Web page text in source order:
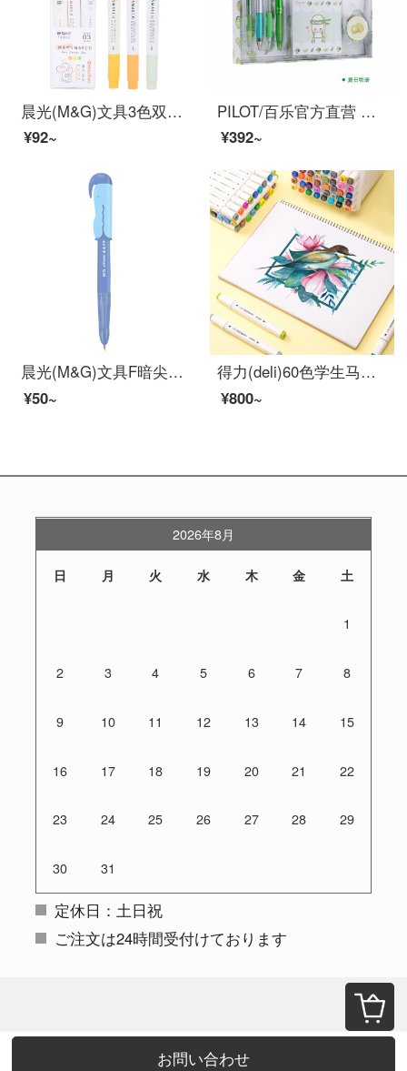
晨光(M&G)文具3色双头荧光笔 办公学生通用重点标记笔 MASMARCU手账手绘记号笔 3支/盒AHMT6402
¥92~
PILOT/百乐官方直营 夏日限定组合套装 中性笔摩磨擦水性笔铅笔套装 P500 V5 夏日物语套装
¥392~
晨光(M&G)文具F暗尖直液式钢笔 学生练字笔墨水笔 优握系列钢笔套装(钢笔*1+6支黑色墨囊) 蓝色笔杆HAFP0666
¥50~
得力(deli)60色学生马克笔套装 双头速干儿童水彩笔双头绘画彩笔手绘漫画笔设计绘画记号笔 工具箱70801-60
¥800~
お問い合わせ
2026年8月
日 月 火 水 木 金 土
1
2 3 4 5 6 7 8
9 10 11 12 13 14 15
16 17 18 19 20 21 22
23 24 25 26 27 28 29
30 31
定休日：土日祝
ご注文は24時間受付けております